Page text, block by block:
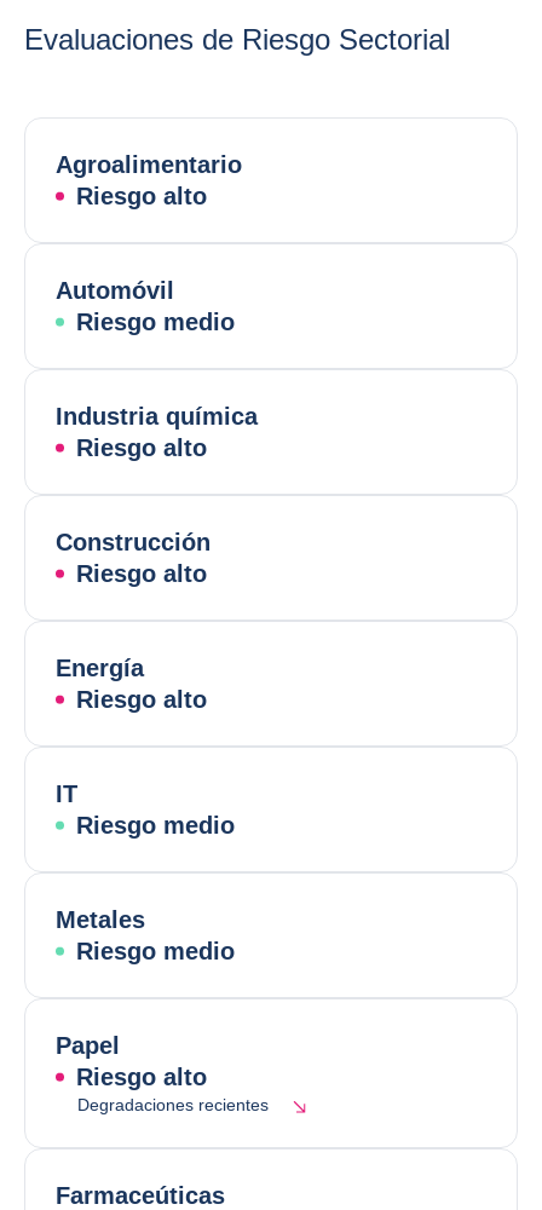
Evaluaciones de Riesgo Sectorial
Agroalimentario
Riesgo alto
Automóvil
Riesgo medio
Industria química
Riesgo alto
Construcción
Riesgo alto
Energía
Riesgo alto
IT
Riesgo medio
Metales
Riesgo medio
Papel
Riesgo alto
Degradaciones recientes
Farmaceúticas